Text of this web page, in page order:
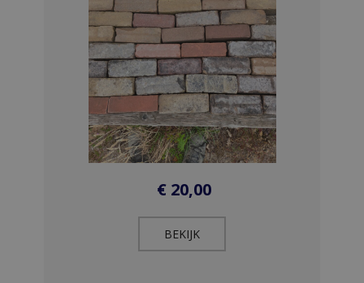
€20,00
BEKIJK​